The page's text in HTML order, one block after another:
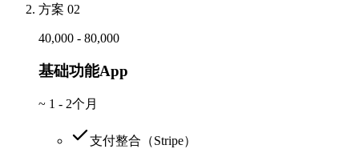
方案 02
40,000 - 80,000
基础功能App
~ 1 - 2个月
支付整合（Stripe）